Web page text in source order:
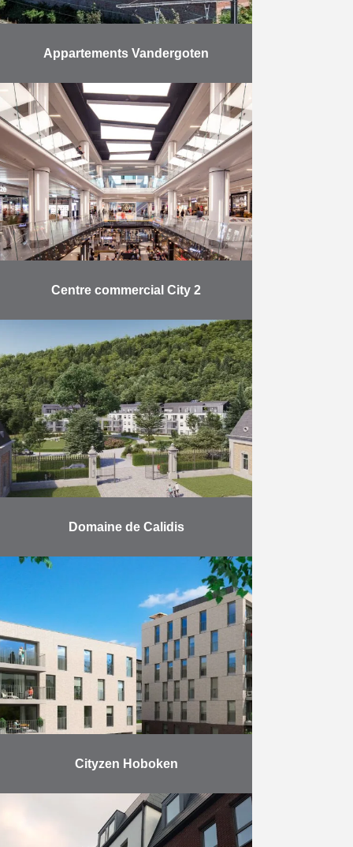
Appartements Vandergoten
Eiffage Development a remis fin
septembre les clés aux
propriétaires des nouveaux
appartements Vandergoten à
Laeken. Vandergoten comprend 53
logements conventionnés, tous
conformes à la …
En savoir plus
Centre commercial City 2
Après plus de deux ans de
rénovations de taille, le centre
commercial bruxellois City 2 a
officiellement rouvert ses portes fin
septembre. Situé entre la …
En savoir plus
Domaine de Calidis
Charme et prestige en bord de
Vesdre : les 3 immeubles de 3
niveaux et d’une quinzaine
d’appartements chacun s’articulent
autour d’un majestueux hêtre
centenaire. …
En savoir plus
Cityzen Hoboken
La résidence CityZen est
composée de 2 bâtiments, l’un de 4
niveaux et l’autre de 6 niveaux. Le